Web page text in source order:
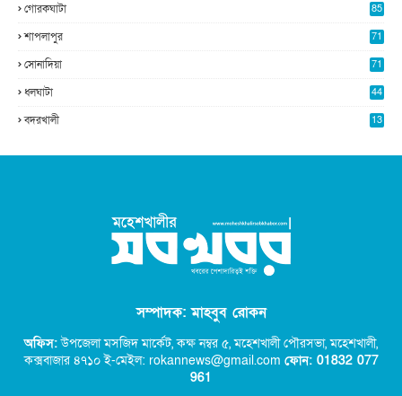
গোরকঘাটা 85
শাপলাপুর 71
সোনাদিয়া 71
ধলঘাটা 44
বদরখালী 13
সম্পাদক: মাহবুব রোকন
অফিস:উপজেলা মসজিদ মার্কেট, কক্ষ নম্বর ৫,মহেশখালী পৌরসভা, মহেশখালী,
কক্সবাজার ৪৭১০ ই-মেইল: rokannews@gmail.com ফোন: 01832 077
961